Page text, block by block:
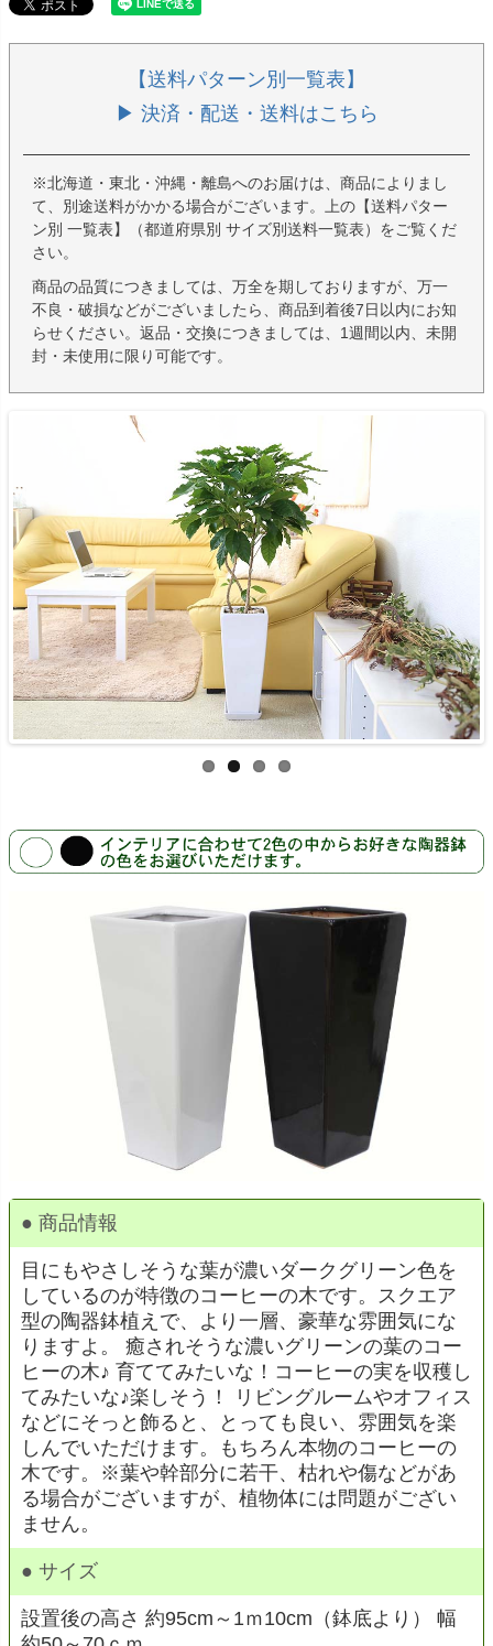
【送料パターン別一覧表】
▶ 決済・配送・送料はこちら
※北海道・東北・沖縄・離島へのお届けは、商品によりまし
て、別途送料がかかる場合がございます。上の【送料パター
ン別 一覧表】（都道府県別 サイズ別送料一覧表）をご覧くだ
さい。
商品の品質につきましては、万全を期しておりますが、万一
不良・破損などがございましたら、商品到着後7日以内にお知
らせください。返品・交換につきましては、1週間以内、未開
封・未使用に限り可能です。
● 商品情報
目にもやさしそうな葉が濃いダークグリーン色を
しているのが特徴のコーヒーの木です。スクエア
型の陶器鉢植えで、より一層、豪華な雰囲気にな
りますよ。 癒されそうな濃いグリーンの葉のコー
ヒーの木♪ 育ててみたいな！コーヒーの実を収穫し
てみたいな♪楽しそう！ リビングルームやオフィス
などにそっと飾ると、とっても良い、雰囲気を楽
しんでいただけます。もちろん本物のコーヒーの
木です。※葉や幹部分に若干、枯れや傷などがあ
る場合がございますが、植物体には問題がござい
ません。
● サイズ
設置後の高さ 約95cm～1ｍ10cm（鉢底より） 幅